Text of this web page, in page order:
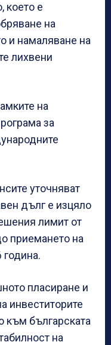
което е
на
и намаляване на
лихвени
на
за
уточняват
дълг е изцяло
лимит от
приемането на
пласиране и
инвеститорите
към българската
на